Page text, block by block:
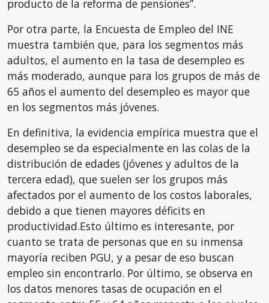
producto de la reforma de pensiones”.
Por otra parte, la Encuesta de Empleo del INE
muestra también que, para los segmentos más
adultos, el aumento en la tasa de desempleo es
más moderado, aunque para los grupos de más de
65 años el aumento del desempleo es mayor que
en los segmentos más jóvenes.
En definitiva, la evidencia empírica muestra que el
desempleo se da especialmente en las colas de la
distribución de edades (jóvenes y adultos de la
tercera edad), que suelen ser los grupos más
afectados por el aumento de los costos laborales,
debido a que tienen mayores déficits en
productividad.Esto último es interesante, por
cuanto se trata de personas que en su inmensa
mayoría reciben PGU, y a pesar de eso buscan
empleo sin encontrarlo. Por último, se observa en
los datos menores tasas de ocupación en el